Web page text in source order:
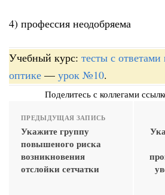
4) профессия неодобряема
Учебный курс: тесты с
оптике — урок №10.
Поделитесь с коллегами
ПРЕДЫДУЩАЯ ЗАПИСЬ
Укажите группу
повышеного риска
возникновения
отслойки сетчатки